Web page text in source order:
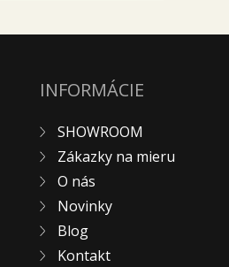
INFORMÁCIE
SHOWROOM
Zákazky na mieru
O nás
Novinky
Blog
Kontakt